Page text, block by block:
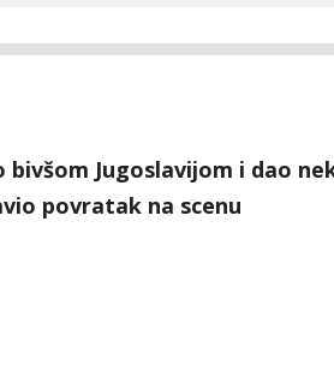
Jugoslavijom i dao
povratak na scenu